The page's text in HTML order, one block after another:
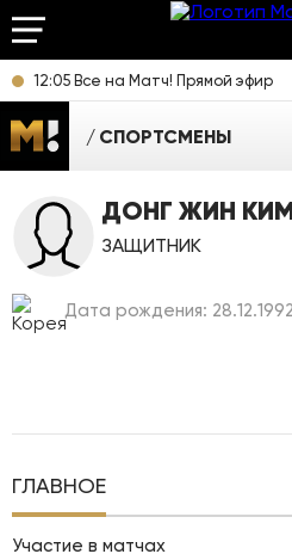
12:05 Все на Матч! Прямой эфир
СПОРТСМЕНЫ
ДОНГ ЖИН
ЗАЩИТНИК
Дата рождения: 28.12.1992
ГЛАВНОЕ
Участие в матчах